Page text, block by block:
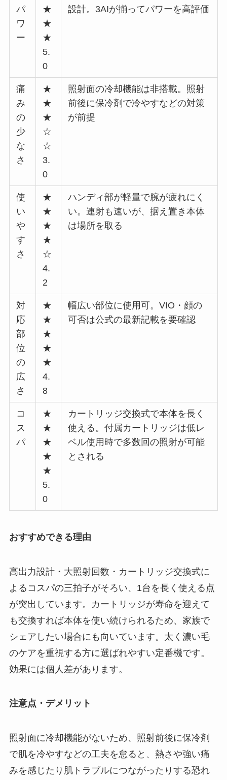
パ
ワ
ー
★
★
★
5.
0
設計。3AIが揃ってパワーを高評価
痛
み
の
少
な
さ
★
★
★
☆
☆
3.
0
照射面の冷却機能は非搭載。照射
前後に保冷剤で冷やすなどの対策
が前提
使
い
や
す
さ
★
★
★
★
☆
4.
2
ハンディ部が軽量で腕が疲れにく
い。連射も速いが、据え置き本体
は場所を取る
対
応
部
位
の
広
さ
★
★
★
★
★
4.
8
幅広い部位に使用可。VIO・顔の
可否は公式の最新記載を要確認
コ
ス
パ
★
★
★
★
★
5.
0
カートリッジ交換式で本体を長く
使える。付属カートリッジは低レ
ベル使用時で多数回の照射が可能
とされる
おすすめできる理由
高出力設計・大照射回数・カートリッジ交換式に
よるコスパの三拍子がそろい、1台を長く使える点
が突出しています。カートリッジが寿命を迎えて
も交換すれば本体を使い続けられるため、家族で
シェアしたい場合にも向いています。太く濃い毛
のケアを重視する方に選ばれやすい定番機です。
効果には個人差があります。
注意点・デメリット
照射面に冷却機能がないため、照射前後に保冷剤
で肌を冷やすなどの工夫を怠ると、熱さや強い痛
みを感じたり肌トラブルにつながったりする恐れ